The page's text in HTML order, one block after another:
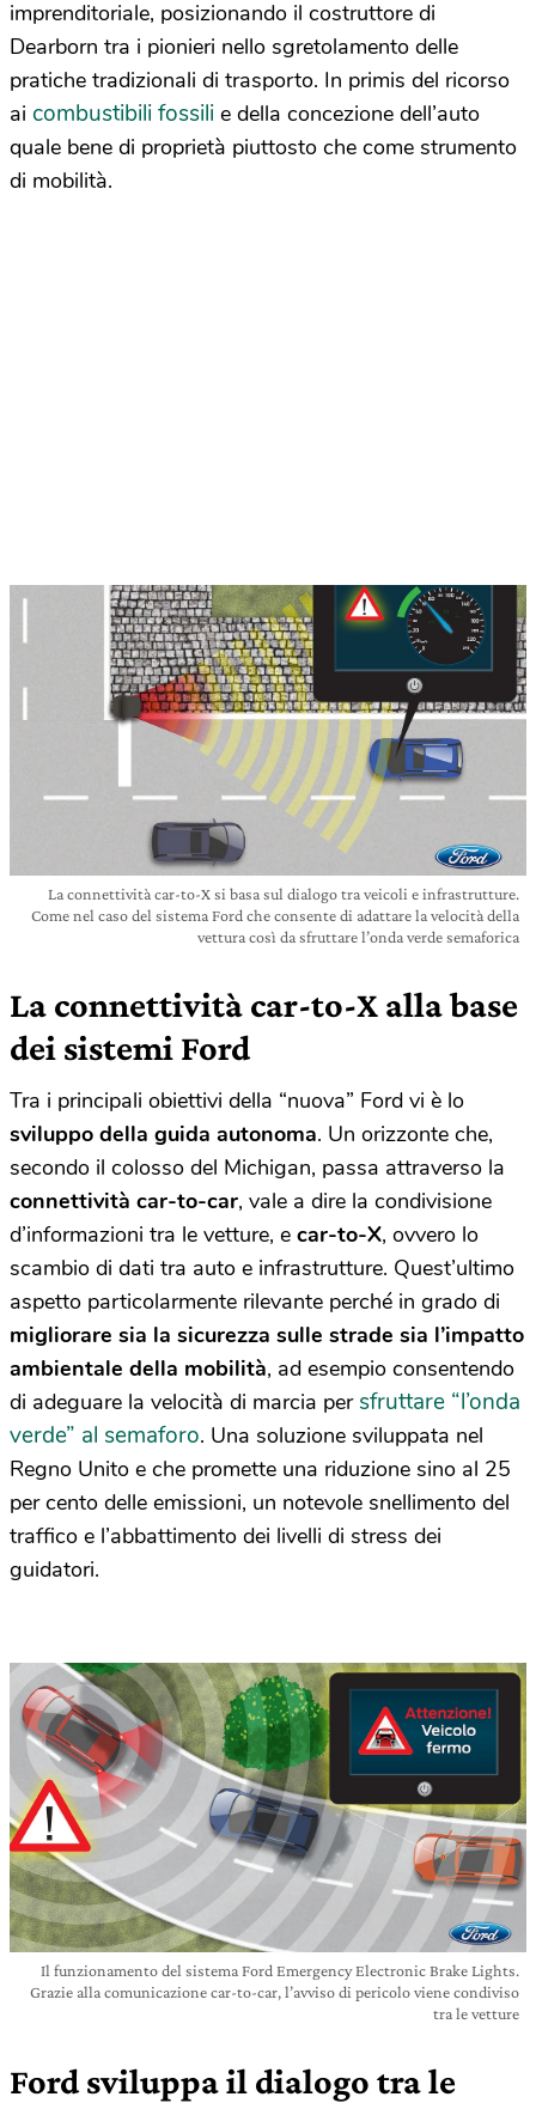
imprenditoriale, posizionando il costruttore di
Dearborn tra i pionieri nello sgretolamento delle
pratiche tradizionali di trasporto. In primis del ricorso
ai combustibili fossili e della concezione dell’auto
quale bene di proprietà piuttosto che come strumento
di mobilità.
La connettività car-to-X si basa sul dialogo tra veicoli e infrastrutture.
Come nel caso del sistema Ford che consente di adattare la velocità della
vettura così da sfruttare l’onda verde semaforica
La connettività car-to-X alla base
dei sistemi Ford
Tra i principali obiettivi della “nuova” Ford vi è lo
sviluppo della guida autonoma. Un orizzonte che,
secondo il colosso del Michigan, passa attraverso la
connettività car-to-car, vale a dire la condivisione
d’informazioni tra le vetture, e car-to-X, ovvero lo
scambio di dati tra auto e infrastrutture. Quest’ultimo
aspetto particolarmente rilevante perché in grado di
migliorare sia la sicurezza sulle strade sia l’impatto
ambientale della mobilità, ad esempio consentendo
di adeguare la velocità di marcia per sfruttare “l’onda
verde” al semaforo. Una soluzione sviluppata nel
Regno Unito e che promette una riduzione sino al 25
per cento delle emissioni, un notevole snellimento del
traffico e l’abbattimento dei livelli di stress dei
guidatori.
Il funzionamento del sistema Ford Emergency Electronic Brake Lights.
Grazie alla comunicazione car-to-car, l’avviso di pericolo viene condiviso
tra le vetture
Ford sviluppa il dialogo tra le